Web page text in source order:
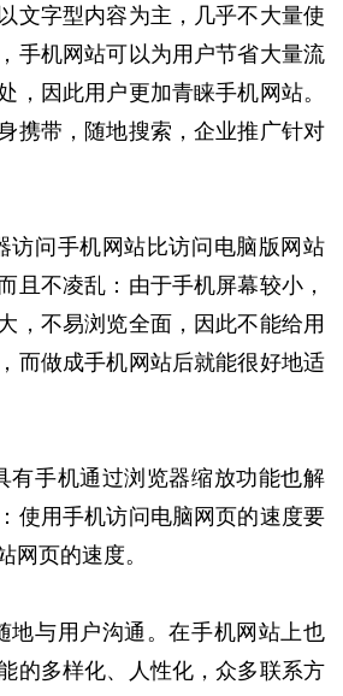
文字型内容为主，几乎不大量使
手机网站可以为用户节省大量流
，因此用户更加青睐手机网站。
携带，随地搜索，企业推广针对
问手机网站比访问电脑版网站
且不凌乱：由于手机屏幕较小，
，不易浏览全面，因此不能给用
而做成手机网站后就能很好地适
手机通过浏览器缩放功能也解
使用手机访问电脑网页的速度要
网页的速度。
与用户沟通。在手机网站上也
的多样化、人性化，众多联系方